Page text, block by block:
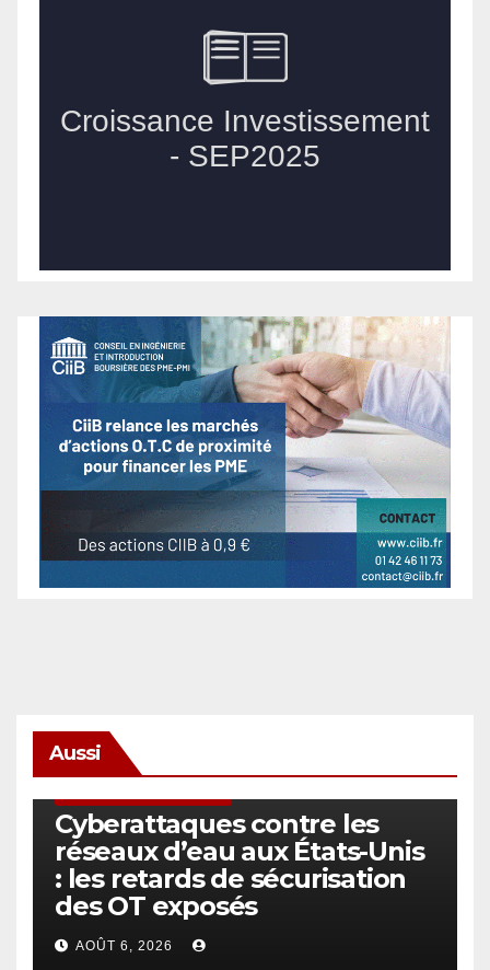
Aussi
Cyberattaques contre les
réseaux d’eau aux États-Unis
: les retards de sécurisation
des OT exposés
AOÛT 6, 2026